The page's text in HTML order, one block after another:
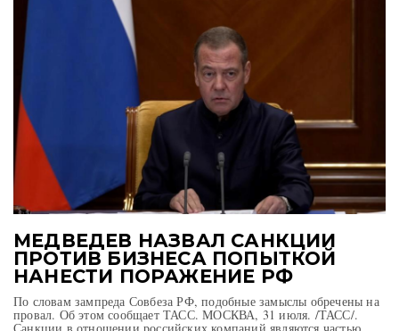
МЕДВЕДЕВ НАЗВАЛ САНКЦИИ
ПРОТИВ БИЗНЕСА ПОПЫТКОЙ
НАНЕСТИ ПОРАЖЕНИЕ РФ
По словам зампреда Совбеза РФ, подобные замыслы обречены на
провал. Об этом сообщает ТАСС. МОСКВА, 31 июля. /ТАСС/.